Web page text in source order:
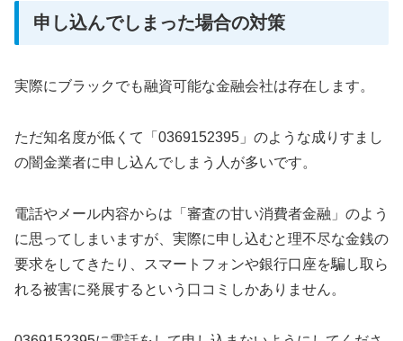
申し込んでしまった場合の対策
実際にブラックでも融資可能な金融会社は存在します。
ただ知名度が低くて「0369152395」のような成りすまし
の闇金業者に申し込んでしまう人が多いです。
電話やメール内容からは「審査の甘い消費者金融」のよう
に思ってしまいますが、実際に申し込むと理不尽な金銭の
要求をしてきたり、スマートフォンや銀行口座を騙し取ら
れる被害に発展するという口コミしかありません。